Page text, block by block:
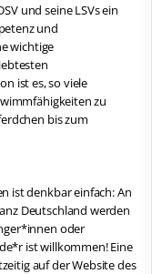
und seine LSVs ein
und
wichtige
ist es, so viele
zu
bis zum
ist denkbar einfach: An
Deutschland werden
oder
ist willkommen! Eine
auf der Website des